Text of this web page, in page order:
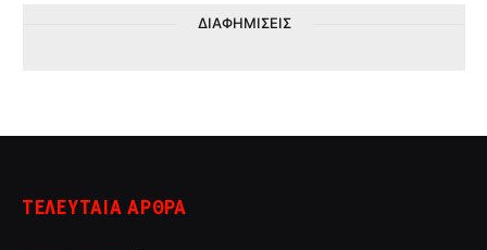
ΔΙΑΦΗΜΙΣΕΙΣ
ΤΕΛΕΥΤΑΙΑ ΑΡΘΡΑ